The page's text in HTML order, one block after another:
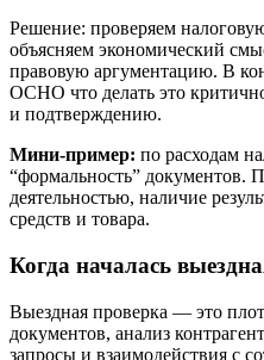
Решение: проверяем
объясняем экономический
правовую аргументацию. В
ОСНО что делать это
и подтверждению.
Мини-пример: по расходам
“формальность” документов.
деятельностью, наличие
средств и товара.
Когда началась
Выездная проверка — это
документов, анализ
запросы и взаимодействия с